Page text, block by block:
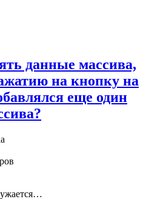
данные массива,
на кнопку на
еще один